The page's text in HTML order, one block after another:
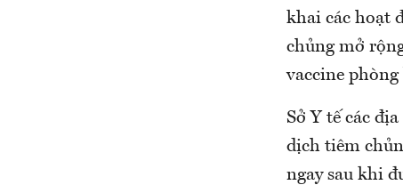
khai các hoạt
chủng mở
vaccine phòng
Sở Y tế các
dịch tiêm
ngay sau khi